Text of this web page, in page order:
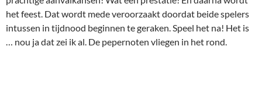
het feest. Dat wordt mede veroorzaakt doordat beide spelers
intussen in tijdnood beginnen te geraken. Speel het na! Het is
… nou ja dat zei ik al. De pepernoten vliegen in het rond.